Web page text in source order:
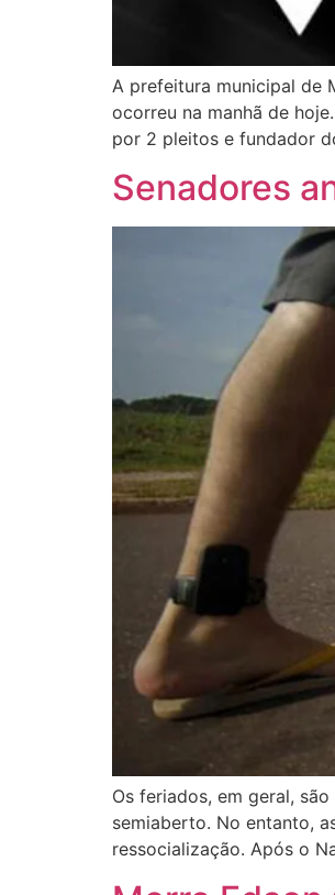
A prefeitura municipal de
ocorreu na manhã de
por 2 pleitos e fundador
Senadores
Os feriados, em geral,
semiaberto. No entanto,
ressocialização. Após o